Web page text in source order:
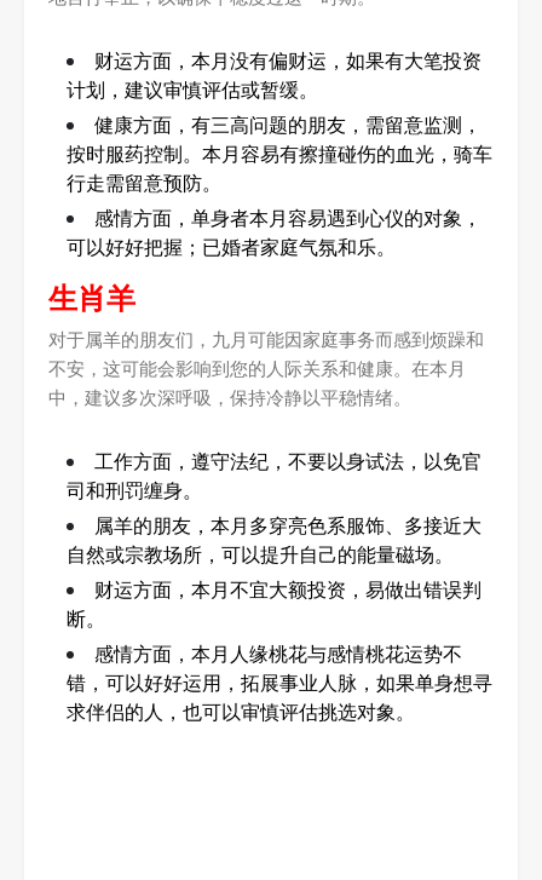
财运方面，本月没有偏财运，如果有大笔投资
计划，建议审慎评估或暂缓。
健康方面，有三高问题的朋友，需留意监测，
按时服药控制。本月容易有擦撞碰伤的血光，骑车
行走需留意预防。
感情方面，单身者本月容易遇到心仪的对象，
可以好好把握；已婚者家庭气氛和乐。
生肖羊
对于属羊的朋友们，九月可能因家庭事务而感到烦躁和
不安，这可能会影响到您的人际关系和健康。在本月
中，建议多次深呼吸，保持冷静以平稳情绪。
工作方面，遵守法纪，不要以身试法，以免官
司和刑罚缠身。
属羊的朋友，本月多穿亮色系服饰、多接近大
自然或宗教场所，可以提升自己的能量磁场。
财运方面，本月不宜大额投资，易做出错误判
断。
感情方面，本月人缘桃花与感情桃花运势不
错，可以好好运用，拓展事业人脉，如果单身想寻
求伴侣的人，也可以审慎评估挑选对象。